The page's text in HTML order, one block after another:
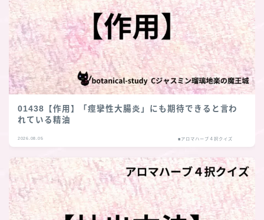
01438【作用】「痙攣性大腸炎」にも期待できると言わ
れている精油
2026.08.05 ■アロマハーブ４択クイズ